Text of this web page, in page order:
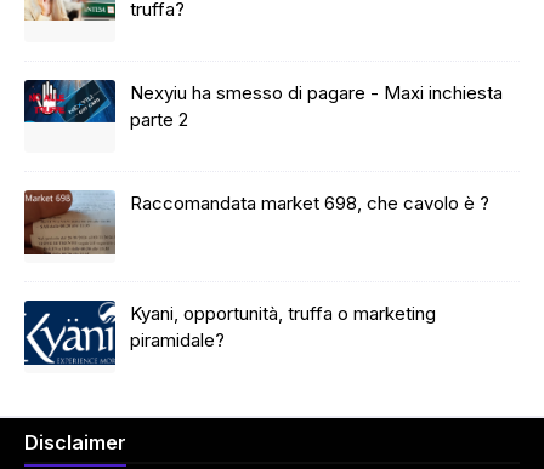
truffa?
Nexyiu ha smesso di pagare - Maxi inchiesta
parte 2
Raccomandata market 698, che cavolo è ?
Kyani, opportunità, truffa o marketing
piramidale?
Disclaimer